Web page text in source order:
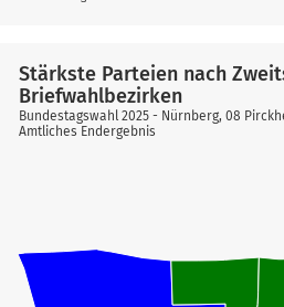
Stärkste Parteien nach
Briefwahlbezirken
Bundestagswahl 2025 - Nürnberg, 08
Amtliches Endergebnis